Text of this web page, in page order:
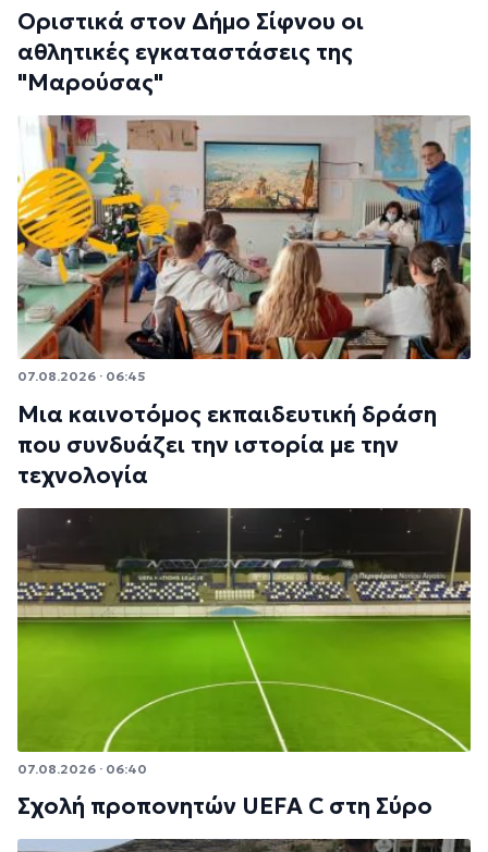
Οριστικά στον Δήμο Σίφνου οι
αθλητικές εγκαταστάσεις της
"Μαρούσας"
07.08.2026 · 06:45
Μια καινοτόμος εκπαιδευτική δράση
που συνδυάζει την ιστορία με την
τεχνολογία
07.08.2026 · 06:40
Σχολή προπονητών UEFA C στη Σύρο